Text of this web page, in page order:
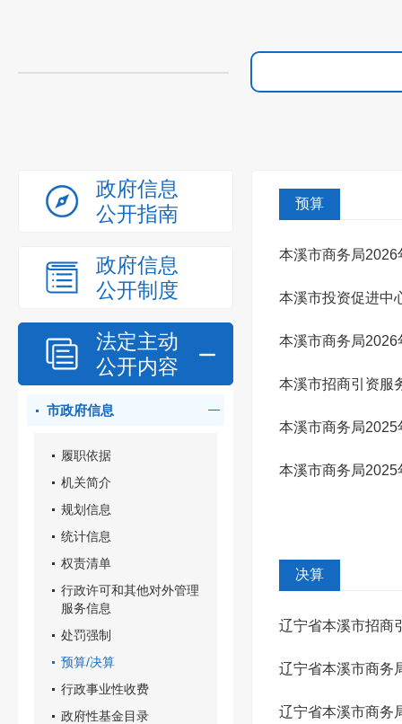
政府信息
公开指南
政府信息
公开制度
法定主动
公开内容
市政府信息
履职依据
机关简介
规划信息
统计信息
权责清单
行政许可和其他对外管理
服务信息
处罚强制
预算/决算
行政事业性收费
政府性基金目录
预算
本溪市商务局2026
本溪市投资促进中
本溪市商务局
本溪市招商引资服
本溪市商务局2025
本溪市商务局2025
决算
辽宁省本溪市招商
辽宁省本溪市商务
辽宁省本溪市商务